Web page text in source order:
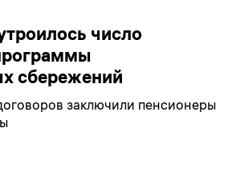
число
сбережений
заключили пенсионеры